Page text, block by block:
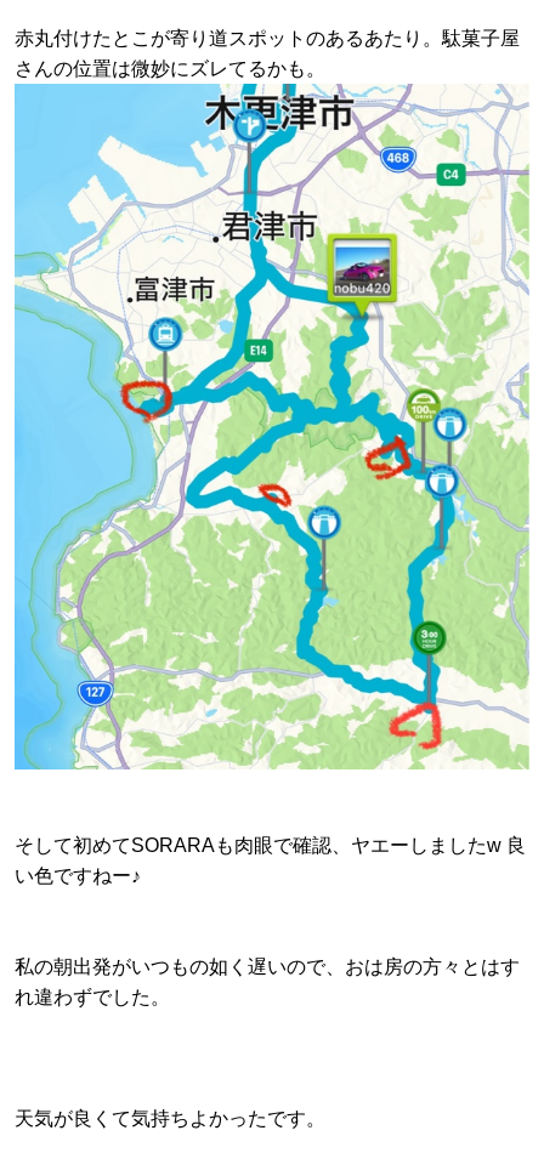
赤丸付けたとこが寄り道スポットのあるあたり。駄菓子屋
さんの位置は微妙にズレてるかも。
そして初めてSORARAも肉眼で確認、ヤエーしましたw 良
い色ですねー♪
私の朝出発がいつもの如く遅いので、おは房の方々とはす
れ違わずでした。
天気が良くて気持ちよかったです。